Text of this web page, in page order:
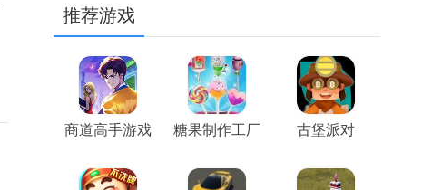
推荐游戏
商道高手游戏 糖果制作工厂 古堡派对